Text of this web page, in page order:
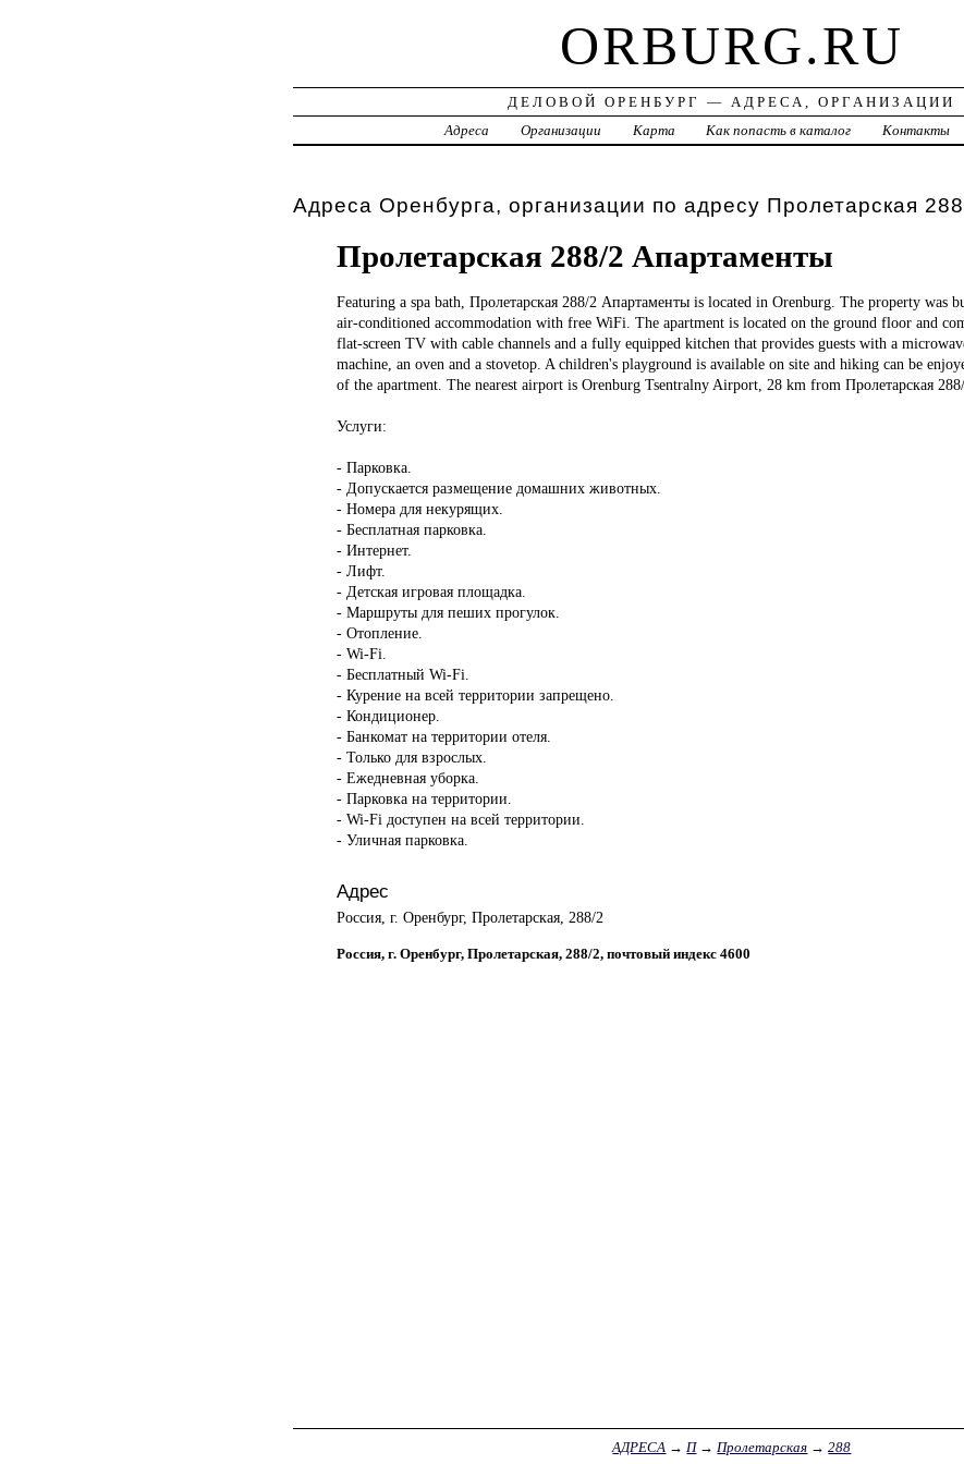
ORBURG.RU
ДЕЛОВОЙ ОРЕНБУРГ — АДРЕСА, ОРГАНИЗАЦИИ
Адреса
Организации Карта Как попасть в каталог Контакты
Адреса Оренбурга, организации по адресу Пролетарская
Пролетарская 288/2 Апартаменты
Featuring a spa bath, Пролетарская 288/2 Апартаменты is located in Orenburg. The property was
air-conditioned accommodation with free WiFi. The apartment is located on the ground floor and
flat-screen TV with cable channels and a fully equipped kitchen that provides guests with a
machine, an oven and a stovetop. A children's playground is available on site and hiking can be
of the apartment. The nearest airport is Orenburg Tsentralny Airport, 28 km from Пролетарская
Услуги:
- Парковка.
- Допускается размещение домашних животных.
- Номера для некурящих.
- Бесплатная парковка.
- Интернет.
- Лифт.
- Детская игровая площадка.
- Маршруты для пеших прогулок.
- Отопление.
- Wi-Fi.
- Бесплатный Wi-Fi.
- Курение на всей территории запрещено.
- Кондиционер.
- Банкомат на территории отеля.
- Только для взрослых.
- Ежедневная уборка.
- Парковка на территории.
- Wi-Fi доступен на всей территории.
- Уличная парковка.
Адрес
Россия, г. Оренбург, Пролетарская, 288/2
Россия, г. Оренбург, Пролетарская, 288/2, почтовый индекс 4600
АДРЕСА → П→ Пролетарская →288